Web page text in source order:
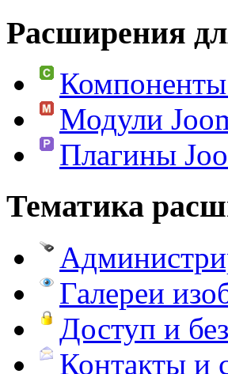
Расширения
Модули
Плагины
Тематика
Галереи
Доступ и
Контакты и